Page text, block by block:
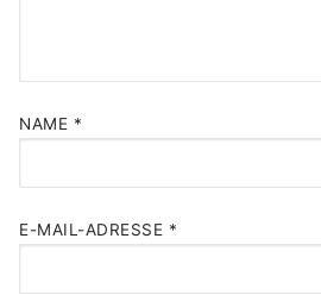
NAME *
E-MAIL-ADRESSE *